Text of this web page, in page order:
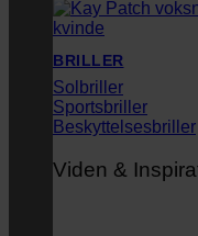
BRILLER
Solbriller
Sportsbriller
Beskyttelsesbriller
Viden &